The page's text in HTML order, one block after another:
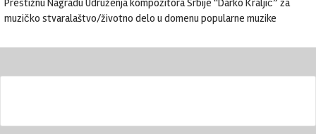
Prestižnu Nagradu Udruženja kompozitora Srbije “Darko Kraljić” za
muzičko stvaralaštvo/životno delo u domenu popularne muzike